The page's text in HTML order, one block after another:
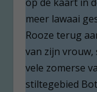
meer lawaai
Rooze terug
van zijn vrouw,
vele zomerse
stiltegebied